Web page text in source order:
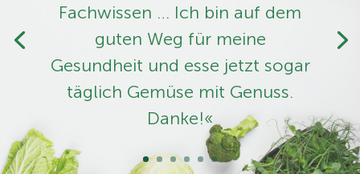
Fachwissen … Ich bin auf dem
guten Weg für meine
Gesundheit und esse jetzt sogar
täglich Gemüse mit Genuss.
Danke!«